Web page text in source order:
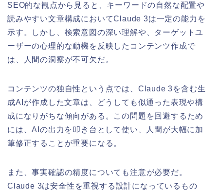
SEO的な観点から見ると、キーワードの自然な配置や
読みやすい文章構成においてClaude 3は一定の能力を
示す。しかし、検索意図の深い理解や、ターゲットユ
ーザーの心理的な動機を反映したコンテンツ作成で
は、人間の洞察が不可欠だ。
コンテンツの独自性という点では、Claude 3を含む生
成AIが作成した文章は、どうしても似通った表現や構
成になりがちな傾向がある。この問題を回避するため
には、AIの出力を叩き台として使い、人間が大幅に加
筆修正することが重要になる。
また、事実確認の精度についても注意が必要だ。
Claude 3は安全性を重視する設計になっているもの